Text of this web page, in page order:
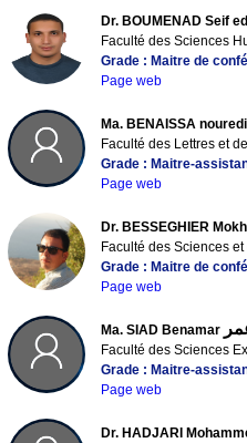
Dr. BOUMENAD Seif
Faculté des Sciences
Grade : Maitre de
Page web
Ma. BENAISSA
Faculté des Lettres et
Grade : Maitre-
Page web
Dr. BESSEGHIER
Faculté des Sciences
Grade : Maitre de
Page web
Ma. SIAD Benamar
Faculté des Sciences
Grade : Maitre-
Page web
Dr. HADJARI